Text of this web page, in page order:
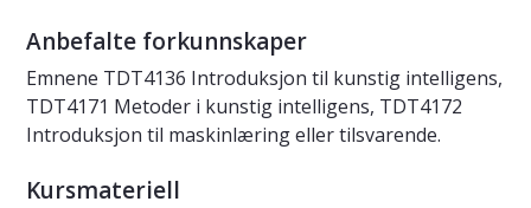
Anbefalte forkunnskaper
Emnene TDT4136 Introduksjon til kunstig intelligens,
TDT4171 Metoder i kunstig intelligens, TDT4172
Introduksjon til maskinlæring eller tilsvarende.
Kursmateriell